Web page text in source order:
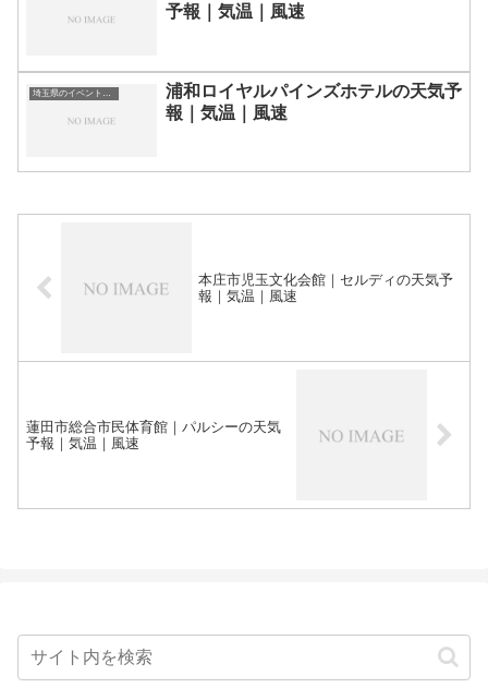
予報｜気温｜風速
浦和ロイヤルパインズホテルの天気予
報｜気温｜風速
本庄市児玉文化会館｜セルディの天気予
報｜気温｜風速
蓮田市総合市民体育館｜パルシーの天気
予報｜気温｜風速